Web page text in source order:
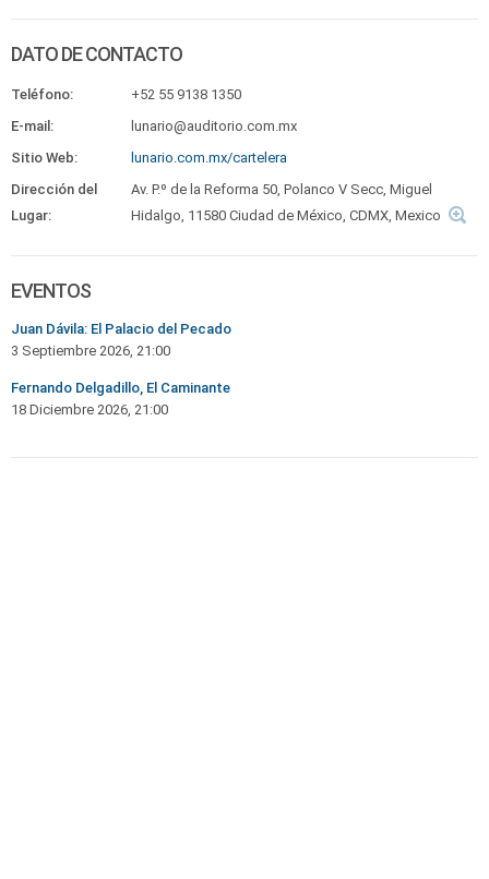
DATO DE CONTACTO
Teléfono:
+52 55 9138 1350
E-mail:
lunario@auditorio.com.mx
Sitio Web:
lunario.com.mx/cartelera
Dirección del
Lugar:
Av. P.º de la Reforma 50, Polanco V Secc, Miguel
Hidalgo, 11580 Ciudad de México, CDMX, Mexico
EVENTOS
Juan Dávila: El Palacio del Pecado
3 Septiembre 2026, 21:00
Fernando Delgadillo, El Caminante
18 Diciembre 2026, 21:00